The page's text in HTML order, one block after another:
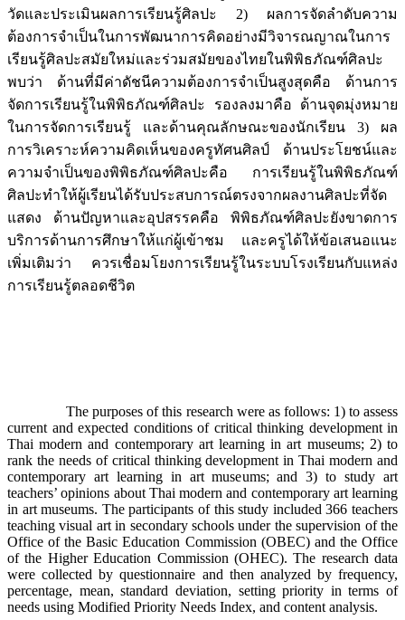
วัดและประเมินผลการเรียนรู้ศิลปะ 2) ผลการจัดลำดับความ
ต้องการจำเป็นในการพัฒนาการคิดอย่างมีวิจารณญาณในการ
เรียนรู้ศิลปะสมัยใหม่และร่วมสมัยของไทยในพิพิธภัณฑ์ศิลปะ
พบว่า ด้านที่มีค่าดัชนีความต้องการจำเป็นสูงสุดคือ ด้านการ
จัดการเรียนรู้ในพิพิธภัณฑ์ศิลปะ รองลงมาคือ ด้านจุดมุ่งหมาย
ในการจัดการเรียนรู้ และด้านคุณลักษณะของนักเรียน 3) ผล
การวิเคราะห์ความคิดเห็นของครูทัศนศิลป์ ด้านประโยชน์และ
ความจำเป็นของพิพิธภัณฑ์ศิลปะคือ การเรียนรู้ในพิพิธภัณฑ์
ศิลปะทำให้ผู้เรียนได้รับประสบการณ์ตรงจากผลงานศิลปะที่จัด
แสดง ด้านปัญหาและอุปสรรคคือ พิพิธภัณฑ์ศิลปะยังขาดการ
บริการด้านการศึกษาให้แก่ผู้เข้าชม และครูได้ให้ข้อเสนอแนะ
เพิ่มเติมว่า ควรเชื่อมโยงการเรียนรู้ในระบบโรงเรียนกับแหล่ง
การเรียนรู้ตลอดชีวิต
The purposes of this research were as follows: 1) to assess
current and expected conditions of critical thinking development in
Thai modern and contemporary art learning in art museums; 2) to
rank the needs of critical thinking development in Thai modern and
contemporary art learning in art museums; and 3) to study art
teachers’ opinions about Thai modern and contemporary art learning
in art museums. The participants of this study included 366 teachers
teaching visual art in secondary schools under the supervision of the
Office of the Basic Education Commission (OBEC) and the Office
of the Higher Education Commission (OHEC). The research data
were collected by questionnaire and then analyzed by frequency,
percentage, mean, standard deviation, setting priority in terms of
needs using Modified Priority Needs Index, and content analysis.